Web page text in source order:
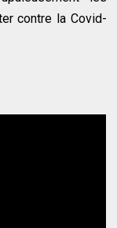
contre la Covid-